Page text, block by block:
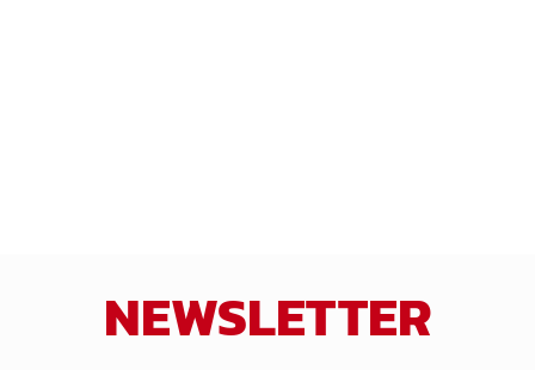
NEWSLETTER